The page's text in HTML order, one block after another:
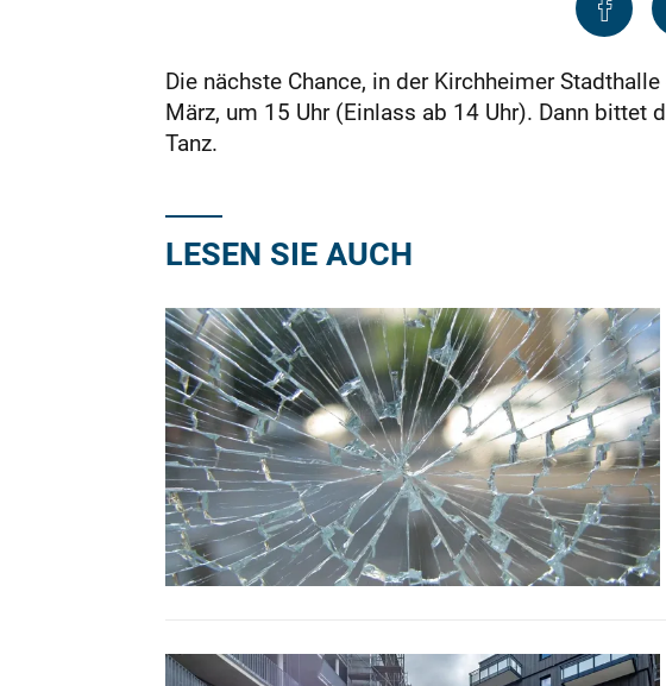
Die nächste Chance, in der Kirchheimer
März, um 15 Uhr (Einlass ab 14 Uhr). Dann
Tanz.
LESEN SIE AUCH